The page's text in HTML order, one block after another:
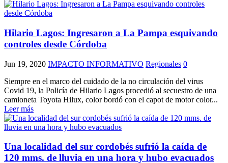
Hilario Lagos: Ingresaron a La Pampa esquivando
controles desde Córdoba
Jun 19, 2020 IMPACTO INFORMATIVO Regionales 0
Siempre en el marco del cuidado de la no circulación del virus
Covid 19, la Policía de Hilario Lagos procedió al secuestro de una
camioneta Toyota Hilux, color bordó con el capot de motor color...
Leer más
Una localidad del sur cordobés sufrió la caída de
120 mms. de lluvia en una hora y hubo evacuados